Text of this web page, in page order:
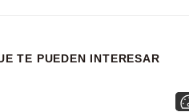
TE PUEDEN INTERESAR